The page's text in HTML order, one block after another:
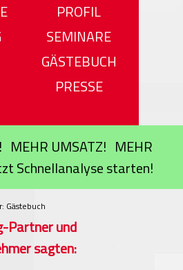
PROFIL
SEMINARE
GÄSTEBUCH
PRESSE
MEHR UMSATZ! MEHR
Schnellanalyse starten!
Gästebuch
Partner und
sagten: